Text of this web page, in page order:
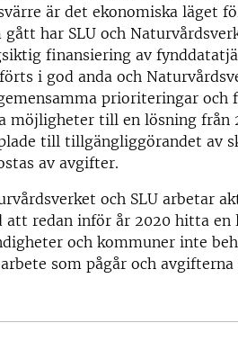
är det ekonomiska läget
gått har SLU och
finansiering av
i god anda och
prioriteringar och
möjligheter till en lösning från
till tillgängliggörandet av
av avgifter.
och SLU arbetar
att redan inför år 2020 hitta en
och kommuner inte
som pågår och